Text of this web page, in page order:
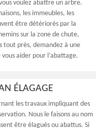
voulez abattre un arbre.
les immeubles, les
être détériorés par la
sur la zone de chute,
tout près, demandez à une
aider pour l’abattage.
ÉLAGAGE
les travaux impliquant des
Nous le faisons au nom
être élagués ou abattus. Si